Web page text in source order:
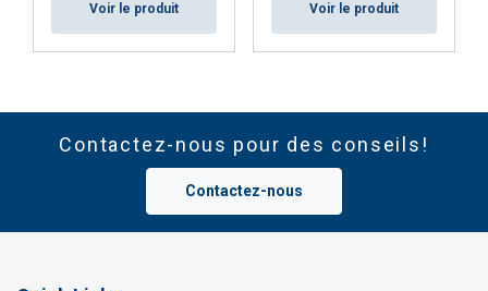
Voir le produit Voir le produit
Contactez-nous pour des conseils!
Contactez-nous